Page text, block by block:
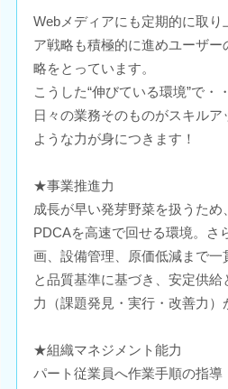
Webメディアにも定期的に取り
ア戦略も積極的に進めユーザ
略をとっています。
こうした“伸びている環境”で・
日々の業務そのものがスキル
ような力が身につきます！
★事業推進力
成長が早い発芽野菜を扱うた
PDCAを高速で回せる環境。さ
画、設備管理、原価低減まで一
と品質基準に基づき、安定供
力（課題発見・実行・改善力）
★組織マネジメント能力
パート従業員へ作業手順の指導